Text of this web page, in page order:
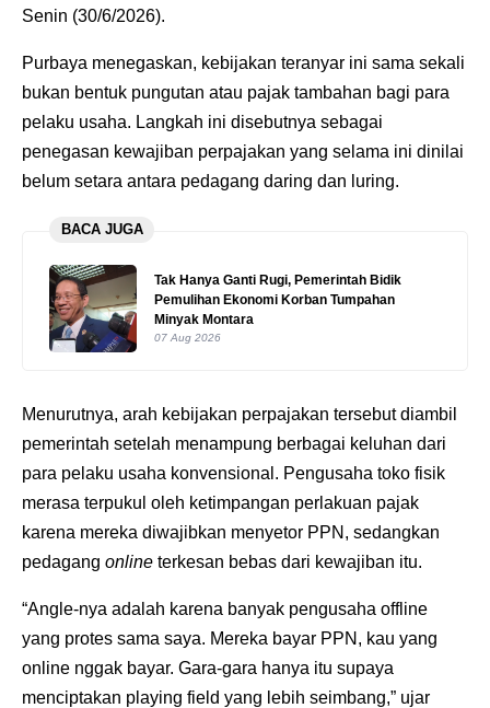
Senin (30/6/2026).
Purbaya menegaskan, kebijakan teranyar ini sama sekali
bukan bentuk pungutan atau pajak tambahan bagi para
pelaku usaha. Langkah ini disebutnya sebagai
penegasan kewajiban perpajakan yang selama ini dinilai
belum setara antara pedagang daring dan luring.
BACA JUGA
Tak Hanya Ganti Rugi, Pemerintah Bidik
Pemulihan Ekonomi Korban Tumpahan
Minyak Montara
07 Aug 2026
Menurutnya, arah kebijakan perpajakan tersebut diambil
pemerintah setelah menampung berbagai keluhan dari
para pelaku usaha konvensional. Pengusaha toko fisik
merasa terpukul oleh ketimpangan perlakuan pajak
karena mereka diwajibkan menyetor PPN, sedangkan
pedagang online terkesan bebas dari kewajiban itu.
“Angle-nya adalah karena banyak pengusaha offline
yang protes sama saya. Mereka bayar PPN, kau yang
online nggak bayar. Gara-gara hanya itu supaya
menciptakan playing field yang lebih seimbang,” ujar